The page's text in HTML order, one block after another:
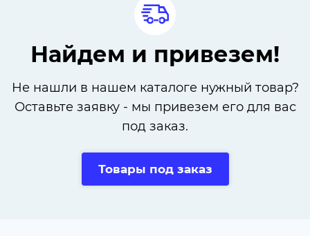
Найдем и привезем!
Не нашли в нашем каталоге нужный товар?
Оставьте заявку - мы привезем его для вас
под заказ.
Товары под заказ